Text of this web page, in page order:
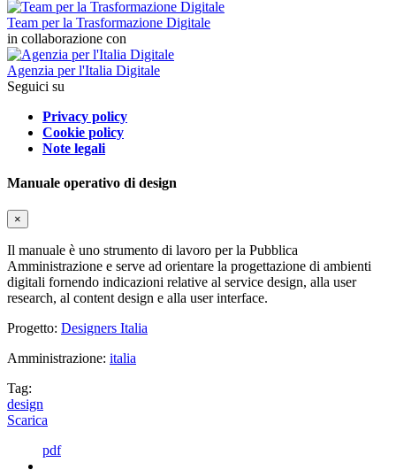
Team per la Trasformazione Digitale
in collaborazione con
Agenzia per l'Italia Digitale
Seguici su
Privacy policy
Cookie policy
Note legali
Manuale operativo di design
×
Il manuale è uno strumento di lavoro per la Pubblica
Amministrazione e serve ad orientare la progettazione di ambienti
digitali fornendo indicazioni relative al service design, alla user
research, al content design e alla user interface.
Progetto: Designers Italia
Amministrazione: italia
Tag:
design
Scarica
pdf